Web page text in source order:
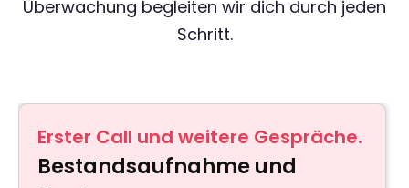
Überwachung begleiten wir dich durch jeden
Schritt.
Erster Call und weitere Gespräche.
Bestandsaufnahme und